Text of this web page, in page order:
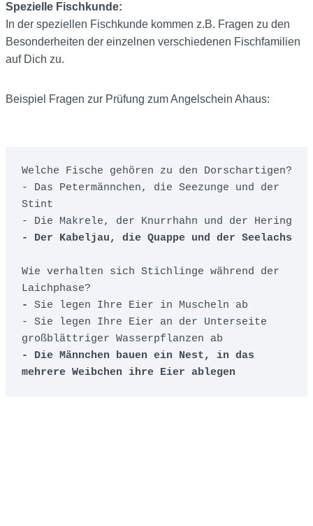
Spezielle Fischkunde:
In der speziellen Fischkunde kommen z.B. Fragen zu den
Besonderheiten der einzelnen verschiedenen Fischfamilien
auf Dich zu.
Beispiel Fragen zur Prüfung zum Angelschein Ahaus:
Welche Fische gehören zu den Dorschartigen?
- Das Petermännchen, die Seezunge und der
Stint
- Die Makrele, der Knurrhahn und der Hering
- Der Kabeljau, die Quappe und der Seelachs
Wie verhalten sich Stichlinge während der
- Sie legen Ihre Eier in Muscheln ab
- Sie legen Ihre Eier an der Unterseite
großblättriger Wasserpflanzen ab
- Die Männchen bauen ein Nest, in das
mehrere Weibchen ihre Eier ablegen